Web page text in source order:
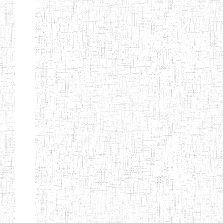
Début Préc. 1 2 3 4 5
6
Suivant
Fin
Etablissements
d'enseignement
secondaire
technique
et
professionnel